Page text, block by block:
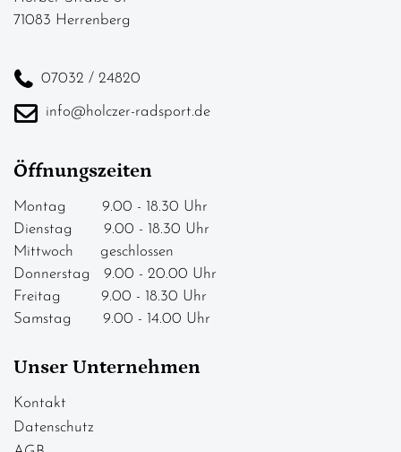
71083 Herrenberg
07032 / 24820
info@holczer-radsport.de
Öffnungszeiten
Montag 9.00 - 18.30 Uhr
Dienstag 9.00 - 18.30 Uhr
Mittwoch geschlossen
Donnerstag 9.00 - 20.00 Uhr
Freitag 9.00 - 18.30 Uhr
Samstag 9.00 - 14.00 Uhr
Unser Unternehmen
Kontakt
Datenschutz